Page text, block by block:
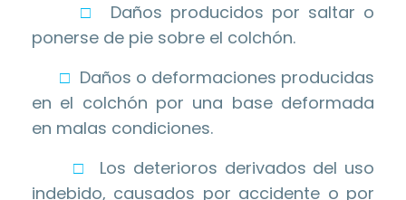
□
Daños producidos por saltar o
ponerse de pie sobre el colchón.
□ Daños o deformaciones producidas
en el colchón por una base deformada
en malas condiciones.
□
Los deterioros derivados del uso
indebido, causados por accidente o por